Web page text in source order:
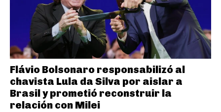
Flávio Bolsonaro responsabilizó al
chavista Lula da Silva por aislar a
Brasil y prometió reconstruir la
relación con Milei